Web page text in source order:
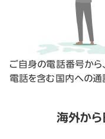
ご自身の電話番号から
電話を含む国内への通
海外か